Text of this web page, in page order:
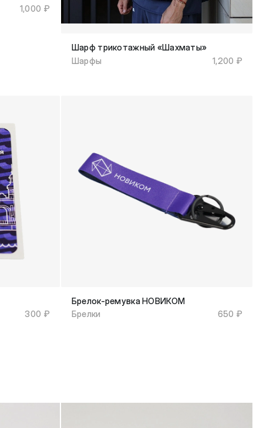
1,000 ₽
Шарф трикотажный «Шахматы»
Шарфы
1,200 ₽
300 ₽
Брелок-ремувка НОВИКОМ
Брелки
650 ₽